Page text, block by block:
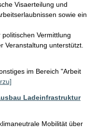
Visaerteilung und
sowie ein
Vermittlung
im Bereich "Arbeit
Ladeinfrastruktur
Mobilität über